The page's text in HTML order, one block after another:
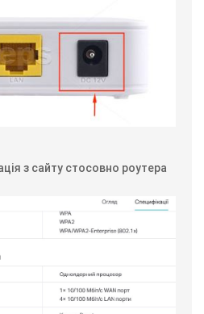
з сайту стосовно роутера